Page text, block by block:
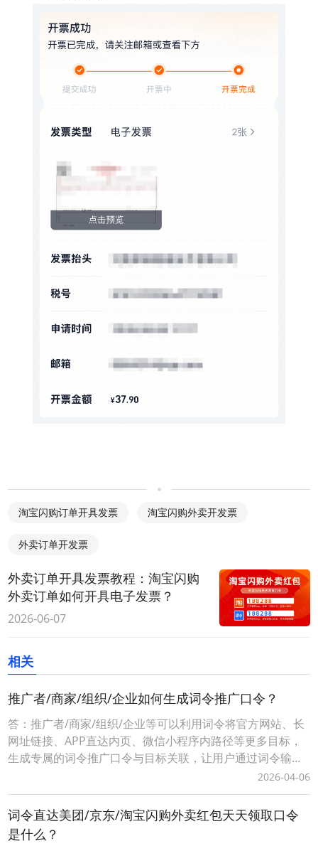
淘宝闪购订单开具发票 淘宝闪购外卖开发票
外卖订单开发票
外卖订单开具发票教程：淘宝闪购
外卖订单如何开具电子发票？
2026-06-07
相关
推广者/商家/组织/企业如何生成词令推广口令？
答：推广者/商家/组织/企业等可以利用词令将官方网站、长
网址链接、APP直达内页、微信小程序内路径等更多目标，
生成专属的词令推广口令与目标关联，让用户通过词令输入
口令直接打开目标。在词令口令有效期推广者可任意修改打
开的直达目标。推广者/商家/组织/企业如何生成词令推广口
令？第一步：注册申请自定义词令推广口令打开词令口令注
册申请官网：https://k.cilin
2026-04-06
词令直达美团/京东/淘宝闪购外卖红包天天领取口令
是什么？